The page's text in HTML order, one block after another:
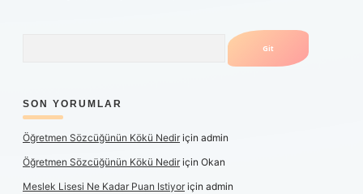
SON YORUMLAR
Öğretmen Sözcüğünün Kökü Nediriçin admin
Öğretmen Sözcüğünün Kökü Nediriçin Okan
Meslek Lisesi Ne Kadar Puan Istiyoriçin admin